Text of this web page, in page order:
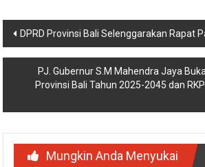
Navigasi
pos
DPRD Provinsi Bali Selenggarakan Rapat
PJ. Gubernur S.M Mahendra Jaya
Provinsi Bali Tahun 2025-2045 dan
Mungkin Anda Menyukai